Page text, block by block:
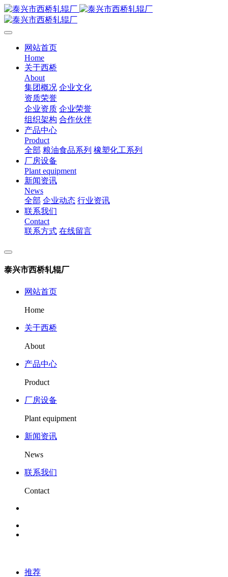
网站首页
Home
关于西桥
About
集团概况 企业文化
资质荣誉
企业资质 企业荣誉
组织架构 合作伙伴
产品中心
Product
全部 粮油食品系列 橡塑化工系列
厂房设备
Plant equipment
新闻资讯
News
全部 企业动态 行业资讯
联系我们
Contact
联系方式 在线留言
泰兴市西桥轧辊厂
网站首页
Home
关于西桥
About
产品中心
Product
厂房设备
Plant equipment
新闻资讯
News
联系我们
Contact
推荐